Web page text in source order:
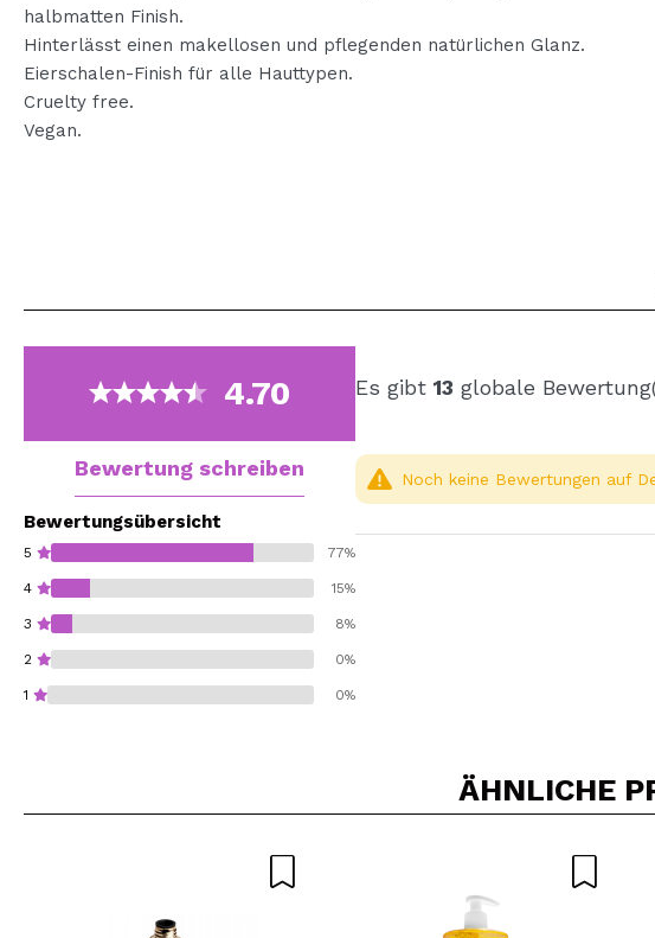
halbmatten Finish.
Hinterlässt einen makellosen und pflegenden natürlichen Glanz.
Eierschalen-Finish für alle Hauttypen.
Cruelty free.
Vegan.
4.70
Bewertung schreiben
Bewertungsübersicht
5 77%
4 15%
3 8%
2 0%
1 0%
Es gibt 13 globale
SENDEN
Noch keine Bewertungen auf
ÄHNLICHE